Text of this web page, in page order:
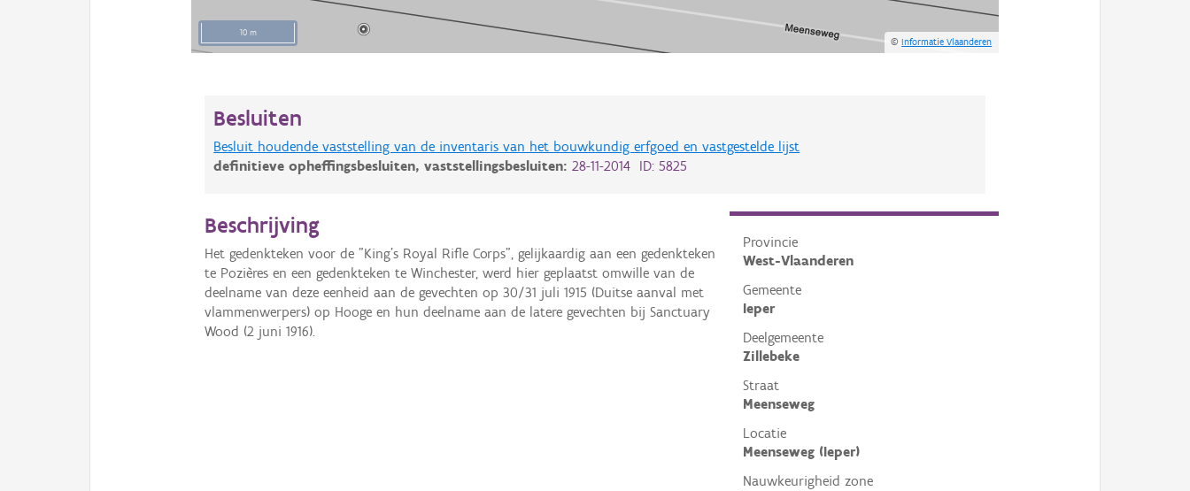
10 m
©Informatie Vlaanderen
Besluiten
Besluit houdende vaststelling van de inventaris van het bouwkundig erfgoed en vastgestelde lijst
definitieve opheffingsbesluiten,vaststellingsbesluiten:28-11-2014 ID: 5825
Provincie
West-Vlaanderen
Gemeente
Ieper
Deelgemeente
Zillebeke
Straat
Meenseweg
Locatie
Meenseweg (Ieper)
Nauwkeurigheid zone
Beschrijving
Het gedenkteken voor de "King's Royal Rifle Corps", gelijkaardig aan een gedenkteken
te Pozières en een gedenkteken te Winchester, werd hier geplaatst omwille van de
deelname van deze eenheid aan de gevechten op 30/31 juli 1915 (Duitse aanval met
vlammenwerpers) op Hooge en hun deelname aan de latere gevechten bij Sanctuary
Wood (2 juni 1916).